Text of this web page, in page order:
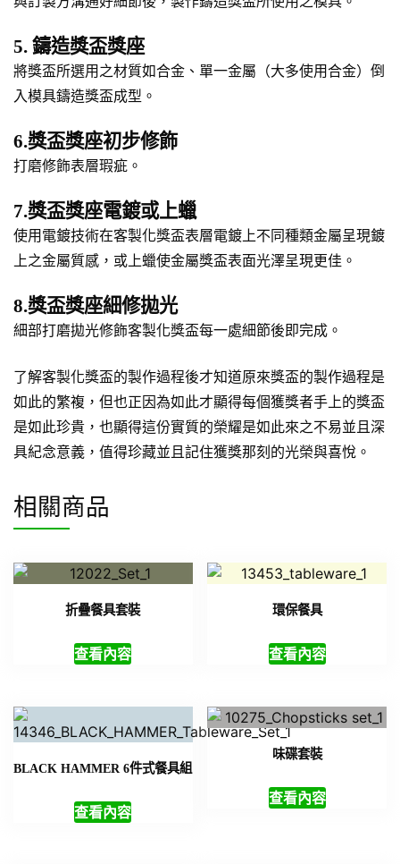
5. 鑄造獎盃獎座
將獎盃所選用之材質如合金、單一金屬（大多使用合金）倒
入模具鑄造獎盃成型。
6.獎盃獎座初步修飾
打磨修飾表層瑕疵。
7.獎盃獎座電鍍或上蠟
使用電鍍技術在客製化獎盃表層電鍍上不同種類金屬呈現鍍
上之金屬質感，或上蠟使金屬獎盃表面光澤呈現更佳。
8.獎盃獎座細修拋光
細部打磨拋光修飾客製化獎盃每一處細節後即完成。
了解客製化獎盃的製作過程後才知道原來獎盃的製作過程是
如此的繁複，但也正因為如此才顯得每個獲獎者手上的獎盃
是如此珍貴，也顯得這份實質的榮耀是如此來之不易並且深
具紀念意義，值得珍藏並且記住獲獎那刻的光榮與喜悅。
相關商品
折疊餐具套裝
查看內容
環保餐具
查看內容
BLACK HAMMER 6件式餐具組
查看內容
味碟套裝
查看內容